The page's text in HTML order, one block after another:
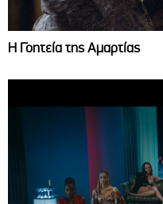
Η Γοητεία της Αμαρτίας